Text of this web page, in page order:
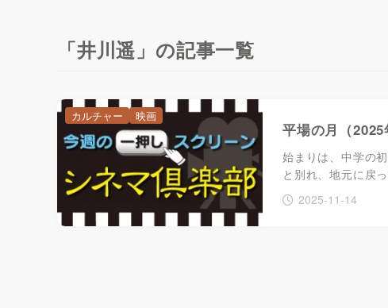
「井川遥」の記事一覧
平場の月（2025
始まりは、中学の
と別れ、地元に戻
2025-11-14
カルチャー 映画